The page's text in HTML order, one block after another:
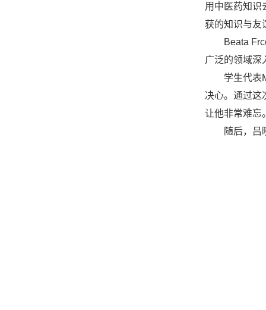
用中医药知识
获的知识与友
Beata
广泛的领域深
学生代表
决心。通过这
让他非常难忘
随后，吕